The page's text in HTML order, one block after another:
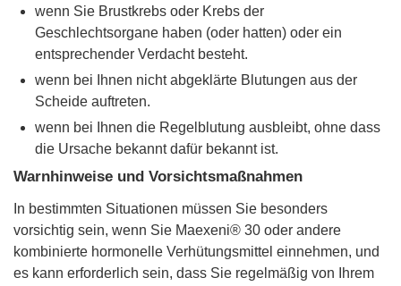
wenn Sie Brustkrebs oder Krebs der
Geschlechtsorgane haben (oder hatten) oder ein
entsprechender Verdacht besteht.
wenn bei Ihnen nicht abgeklärte Blutungen aus der
Scheide auftreten.
wenn bei Ihnen die Regelblutung ausbleibt, ohne dass
die Ursache bekannt dafür bekannt ist.
Warnhinweise und Vorsichtsmaßnahmen
In bestimmten Situationen müssen Sie besonders
vorsichtig sein, wenn Sie Maexeni® 30 oder andere
kombinierte hormonelle Verhütungsmittel einnehmen, und
es kann erforderlich sein, dass Sie regelmäßig von Ihrem